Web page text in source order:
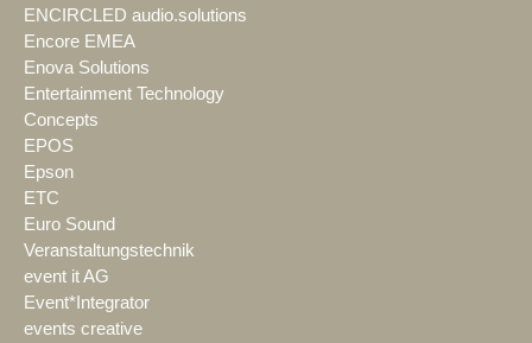
ENCIRCLED audio.solutions
Encore EMEA
Enova Solutions
Entertainment Technology
Concepts
EPOS
Epson
ETC
Euro Sound
Veranstaltungstechnik
event it AG
Event*Integrator
events creative